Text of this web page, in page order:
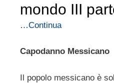
mondo III
…Continua
Capodanno Messicano
Il popolo messicano è